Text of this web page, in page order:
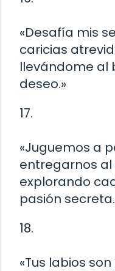
«Desafía mis
caricias
llevándome al
deseo.»
17.
«Juguemos a
entregarnos al
explorando
pasión
18.
«Tus labios